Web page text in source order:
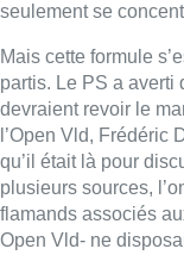
seulement se
Mais cette formule
partis. Le PS a averti
devraient revoir le
l’Open Vld, Frédéric
qu’il était là pour
plusieurs sources,
flamands associés
Open Vld- ne